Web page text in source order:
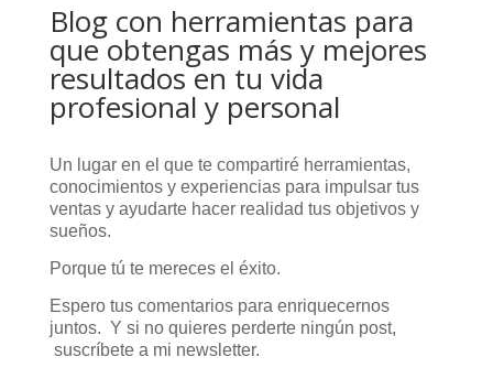
Blog con herramientas para
que obtengas más y mejores
resultados en tu vida
profesional y personal
Un lugar en el que te compartiré herramientas,
conocimientos y experiencias para impulsar tus
ventas y ayudarte hacer realidad tus objetivos y
sueños.
Porque tú te mereces el éxito.
Espero tus comentarios para enriquecernos
juntos. Y si no quieres perderte ningún post,
suscríbete a mi newsletter.